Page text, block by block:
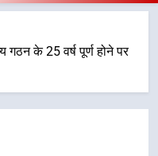
गठन के 25 वर्ष पूर्ण होने पर